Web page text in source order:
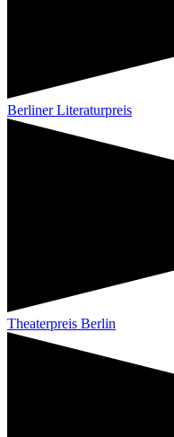
Berliner Literaturpreis
Theaterpreis Berlin